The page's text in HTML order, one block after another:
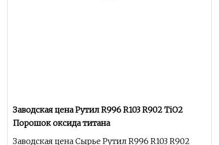
Заводская цена Рутил R996 R103 R902 TiO2
Порошок оксида титана
Заводская цена Сырье Рутил R996 R103 R902